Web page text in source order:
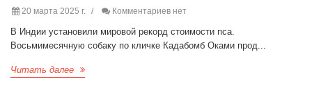
20 марта 2025 г. Комментариев нет
В Индии установили мировой рекорд стоимости пса.
Восьмимесячную собаку по кличке Кадабомб Оками прод...
Читать далее